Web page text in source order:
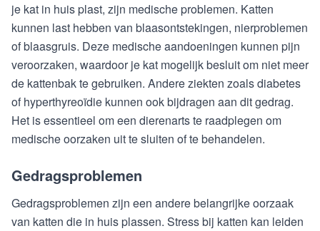
je kat in huis plast, zijn medische problemen. Katten
kunnen last hebben van blaasontstekingen, nierproblemen
of blaasgruis. Deze medische aandoeningen kunnen pijn
veroorzaken, waardoor je kat mogelijk besluit om niet meer
de kattenbak te gebruiken. Andere ziekten zoals diabetes
of hyperthyreoïdie kunnen ook bijdragen aan dit gedrag.
Het is essentieel om een dierenarts te raadplegen om
medische oorzaken uit te sluiten of te behandelen.
Gedragsproblemen
Gedragsproblemen zijn een andere belangrijke oorzaak
van katten die in huis plassen. Stress bij katten kan leiden